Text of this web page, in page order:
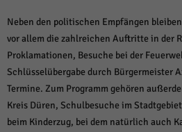
Neben den politischen Empfängen
vor allem die zahlreichen Auftritte in der
Proklamationen, Besuche bei der
Schlüsselübergabe durch Bürgermeister
Termine. Zum Programm gehören
Kreis Düren, Schulbesuche im
beim Kinderzug, bei dem natürlich auch